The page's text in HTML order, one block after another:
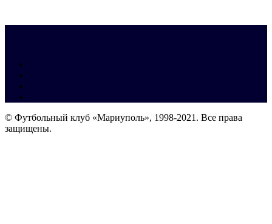
© Футбольный клуб «Мариуполь», 1998-2021. Все права
защищены.